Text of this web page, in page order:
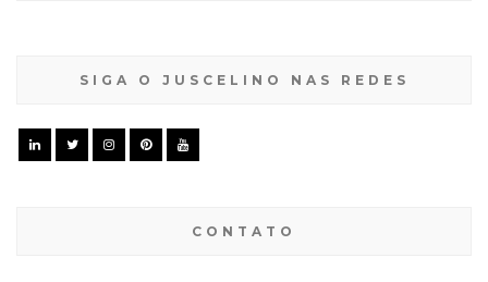
SIGA O JUSCELINO NAS REDES
CONTATO